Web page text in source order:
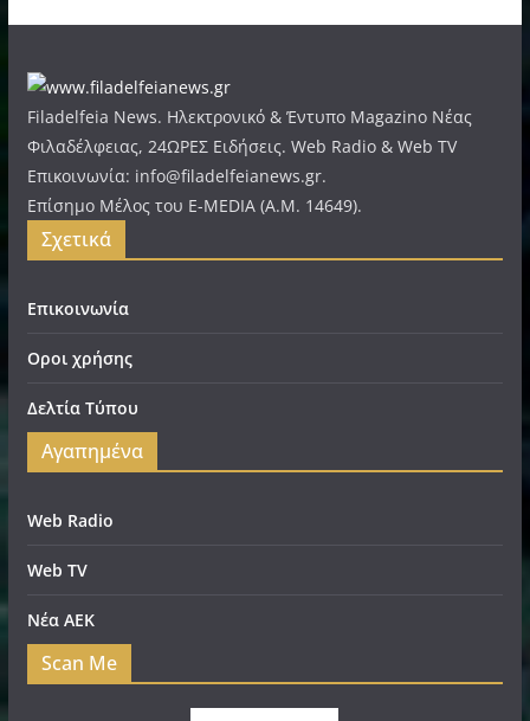
Filadelfeia News. Ηλεκτρονικό & Έντυπο Magazino Νέας
Φιλαδέλφειας, 24ΩΡΕΣ Ειδήσεις. Web Radio & Web TV
Επικοινωνία: info@filadelfeianews.gr.
Επίσημο Μέλος του E-MEDIA (A.M. 14649).
Σχετικά
Επικοινωνία
Οροι χρήσης
Δελτία Τύπου
Αγαπημένα
Web Radio
Web TV
Νέα ΑΕΚ
Scan Me